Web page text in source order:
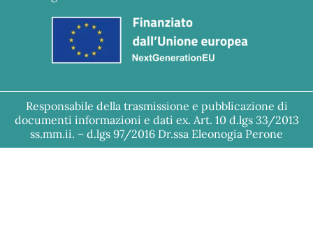
Responsabile della trasmissione e pubblicazione di
documenti informazioni e dati ex. Art. 10 d.lgs 33/2013
ss.mm.ii. – d.lgs 97/2016 Dr.ssa Eleonogia Perone